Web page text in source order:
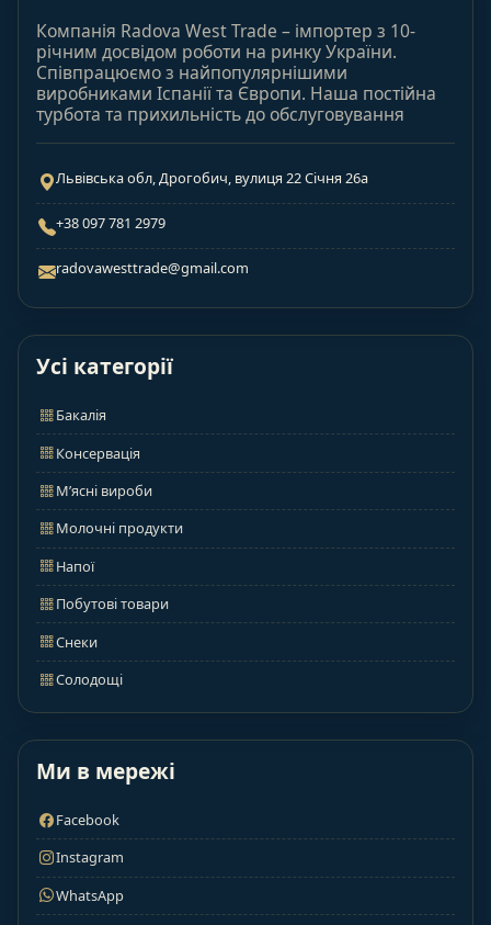
Компанія Radova West Trade – імпортер з 10-
річним досвідом роботи на ринку України.
Співпрацюємо з найпопулярнішими
виробниками Іспанії та Європи. Наша постійна
турбота та прихильність до обслуговування
Львівська обл, Дрогобич, вулиця 22 Січня 26а
+38 097 781 2979
radovawesttrade@gmail.com
Усі категорії
Бакалія
Консервація
М’ясні вироби
Молочні продукти
Напої
Побутові товари
Снеки
Солодощі
Ми в мережі
Facebook
Instagram
WhatsApp